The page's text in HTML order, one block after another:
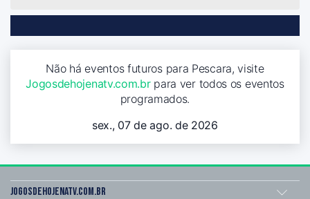
Não há eventos futuros para Pescara, visite
Jogosdehojenatv.com.brpara ver todos os eventos
programados.
sex., 07 de ago. de 2026
Jogosdehojenatv.com.br